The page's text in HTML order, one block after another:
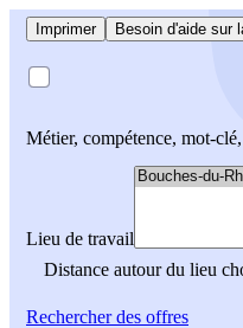
Imprimer Besoin d'aide sur
Métier, compétence, mot-
Lieu de travail
Distance autour du lieu
Rechercherdes offres